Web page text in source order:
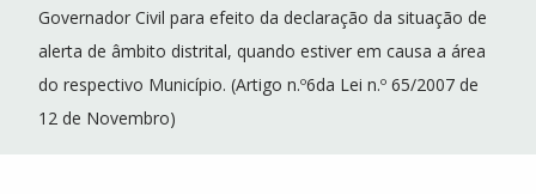
Governador Civil para efeito da declaração da situação de
alerta de âmbito distrital, quando estiver em causa a área
do respectivo Município. (Artigo n.º6da Lei n.º 65/2007 de
12 de Novembro)